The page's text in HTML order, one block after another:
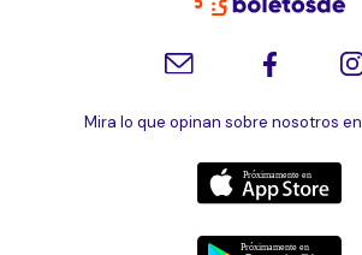
Mira lo que opinan sobre nosotros en